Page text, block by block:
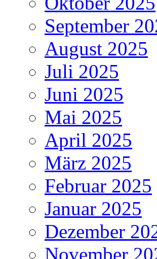
September
August 2025
Juli 2025
Juni 2025
Mai 2025
April 2025
März 2025
Februar 2025
Januar 2025
Dezember
November